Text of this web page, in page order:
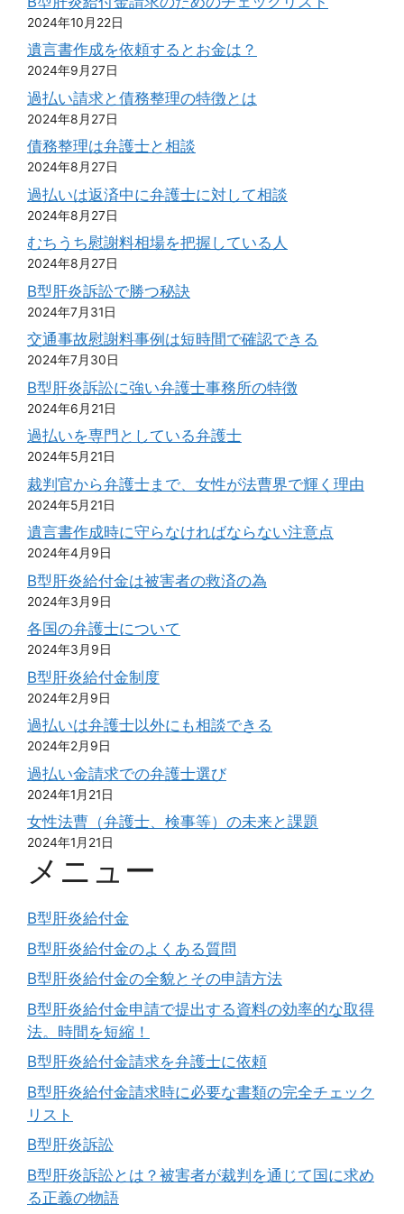
2024年10月22日
遺言書作成を依頼するとお金は？
2024年9月27日
過払い請求と債務整理の特徴とは
2024年8月27日
債務整理は弁護士と相談
2024年8月27日
過払いは返済中に弁護士に対して相談
2024年8月27日
むちうち慰謝料相場を把握している人
2024年8月27日
B型肝炎訴訟で勝つ秘訣
2024年7月31日
交通事故慰謝料事例は短時間で確認できる
2024年7月30日
B型肝炎訴訟に強い弁護士事務所の特徴
2024年6月21日
過払いを専門としている弁護士
2024年5月21日
裁判官から弁護士まで、女性が法曹界で輝く理由
2024年5月21日
遺言書作成時に守らなければならない注意点
2024年4月9日
B型肝炎給付金は被害者の救済の為
2024年3月9日
各国の弁護士について
2024年3月9日
B型肝炎給付金制度
2024年2月9日
過払いは弁護士以外にも相談できる
2024年2月9日
過払い金請求での弁護士選び
2024年1月21日
女性法曹（弁護士、検事等）の未来と課題
2024年1月21日
メニュー
B型肝炎給付金
B型肝炎給付金のよくある質問
B型肝炎給付金の全貌とその申請方法
B型肝炎給付金申請で提出する資料の効率的な取得
法。時間を短縮！
B型肝炎給付金請求を弁護士に依頼
B型肝炎給付金請求時に必要な書類の完全チェック
リスト
B型肝炎訴訟
B型肝炎訴訟とは？被害者が裁判を通じて国に求め
る正義の物語